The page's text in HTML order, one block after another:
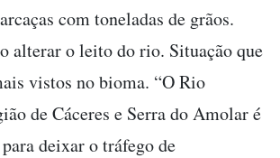
com toneladas de grãos.
alterar o leito do rio. Situação que
vistos no bioma. “O Rio
de Cáceres e Serra do Amolar é
deixar o tráfego de